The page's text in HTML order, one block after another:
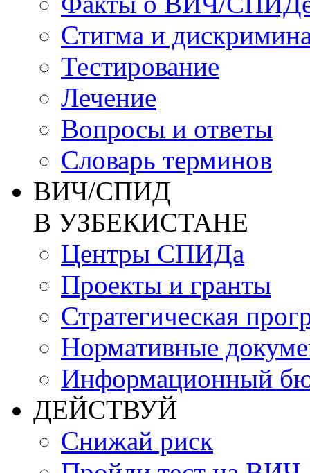
Стигма и
Тестирование
Лечение
Вопросы и ответы
Словарь терминов
ВИЧ/СПИД
В УЗБЕКИСТАНЕ
Центры СПИДа
Проекты и гранты
Стратегическая
Нормативные
Информационный
ДЕЙСТВУЙ
Снижай риск